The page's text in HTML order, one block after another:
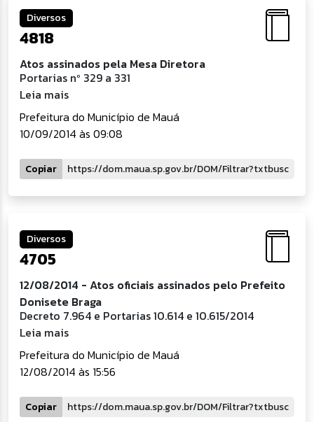
Diversos
4818
Atos assinados pela Mesa Diretora
Portarias nº 329 a 331
Leia mais
Prefeitura do Município de Mauá
10/09/2014 às 09:08
Copiar
Diversos
4705
12/08/2014 - Atos oficiais assinados pelo Prefeito
Donisete Braga
Decreto 7.964 e Portarias 10.614 e 10.615/2014
Leia mais
Prefeitura do Município de Mauá
12/08/2014 às 15:56
Copiar